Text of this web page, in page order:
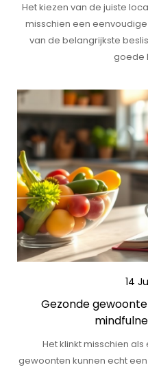
Het kiezen van de juiste
misschien een
van de belangrijkste
goede
14
Gezonde
Het klinkt misschien
gewoonten kunnen echt